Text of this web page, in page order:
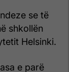
se të
shkollën
Helsinki.
e parë